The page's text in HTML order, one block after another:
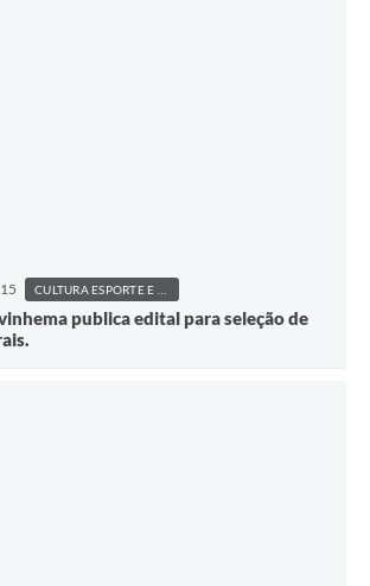
publica edital para seleção de